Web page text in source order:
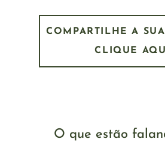
COMPARTILHE A
CLIQUE
O que estão